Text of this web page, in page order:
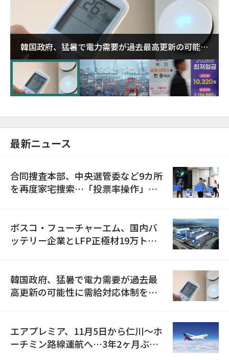
韓国政府、猛暑で電力需要が過去最高更新の可能性
に需給対応体制を点検
最新ニュース
合同捜査本部、中央選管委など9カ所
を再度家宅捜索…「投票率操作」の
ポスコ・フューチャーエム、国内バ
ッテリー企業とLFP正極材19万トン
韓国政府、猛暑で電力需要が過去最
高更新の可能性に需給対応体制を点
エアプレミア、11月5日から仁川〜ホ
ーチミン路線運航へ…3年2ヶ月ぶり